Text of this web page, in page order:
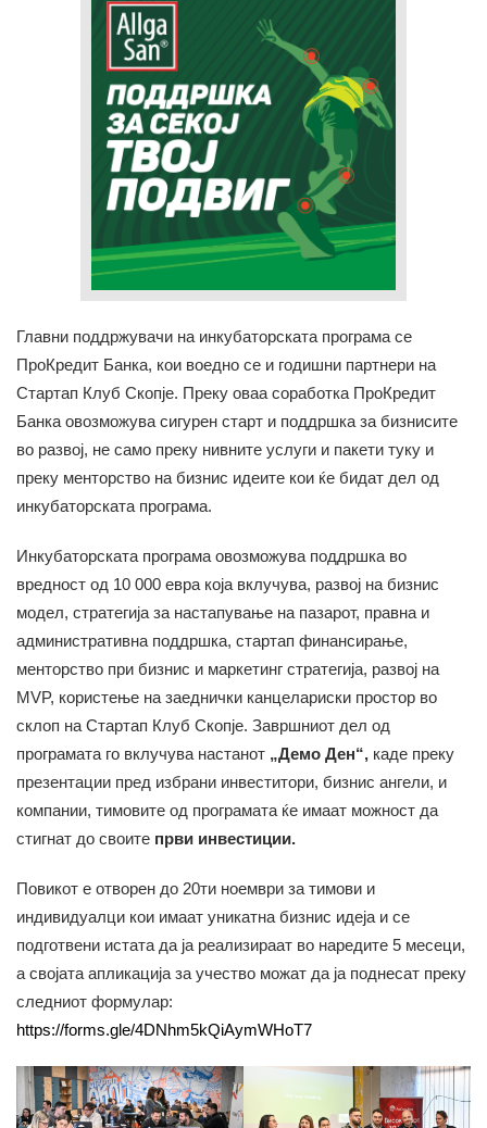
Главни поддржувачи на инкубаторската програма се
ПроКредит Банка, кои воедно се и годишни партнери на
Стартап Клуб Скопје. Преку оваа соработка ПроКредит
Банка овозможува сигурен старт и поддршка за бизнисите
во развој, не само преку нивните услуги и пакети туку и
преку менторство на бизнис идеите кои ќе бидат дел од
инкубаторската програма.
Инкубаторската програма овозможува поддршка во
вредност од 10 000 евра која вклучува, развој на бизнис
модел, стратегија за настапување на пазарот, правна и
административна поддршка, стартап финансирање,
менторство при бизнис и маркетинг стратегија, развој на
MVP, користење на заеднички канцелариски простор во
склоп на Стартап Клуб Скопје. Завршниот дел од
програмата го вклучува настанот „Демо Ден“, каде преку
презентации пред избрани инвеститори, бизнис ангели, и
компании, тимовите од програмата ќе имаат можност да
стигнат до своите први инвестиции.
Повикот е отворен до 20ти ноември за тимови и
индивидуалци кои имаат уникатна бизнис идеја и се
подготвени истата да ја реализираат во наредите 5 месеци,
а својата апликација за учество можат да ја поднесат преку
следниот формулар:
https://forms.gle/4DNhm5kQiAymWHoT7